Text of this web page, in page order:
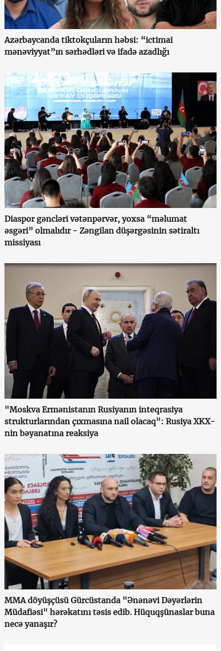
Azərbaycanda tiktokçuların həbsi: “ictimai
mənəviyyat”ın sərhədləri və ifadə azadlığı
Diaspor gəncləri vətənpərvər, yoxsa “məlumat
əsgəri” olmalıdır - Zəngilan düşərgəsinin sətiraltı
missiyası
"Moskva Ermənistanın Rusiyanın inteqrasiya
strukturlarından çıxmasına nail olacaq": Rusiya XKX-
nin bəyanatına reaksiya
MMA döyüşçüsü Gürcüstanda "Ənənəvi Dəyərlərin
Müdafiəsi" hərəkatını təsis edib. Hüquqşünaslar buna
necə yanaşır?